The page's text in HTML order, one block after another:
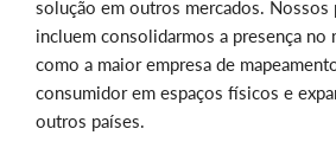
solução em outros mercados. Nossos
incluem consolidarmos a presença no
como a maior empresa de
consumidor em espaços físicos e
outros países.